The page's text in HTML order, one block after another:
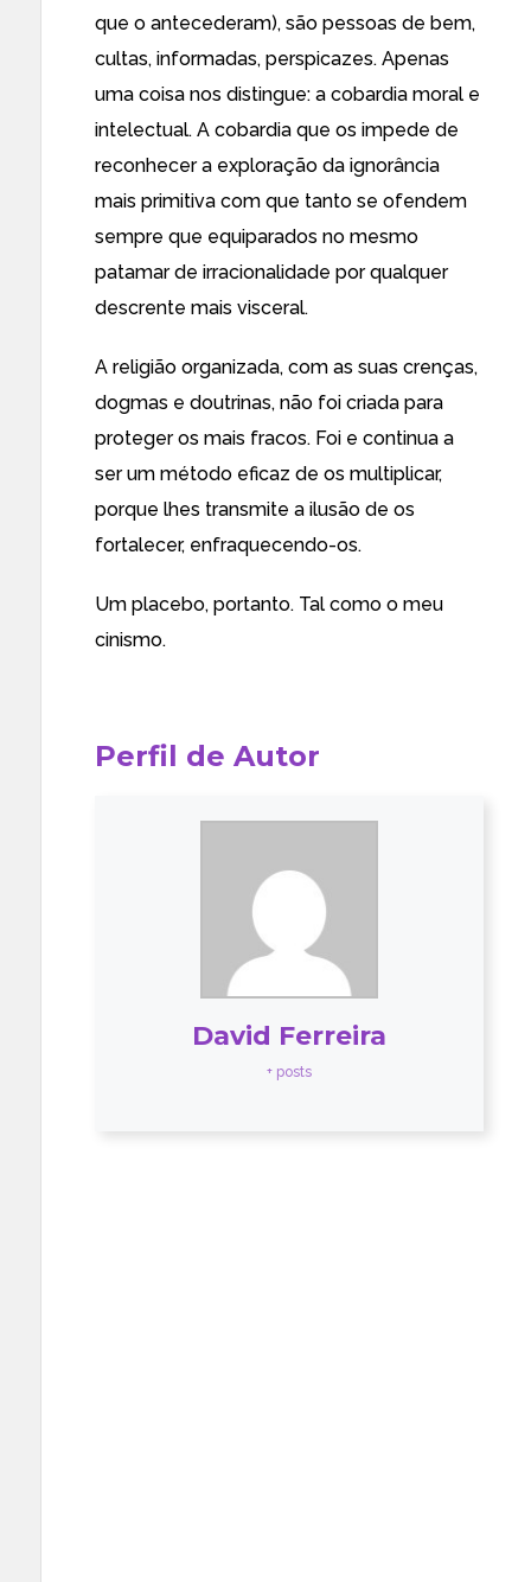
que o antecederam), são pessoas de bem,
cultas, informadas, perspicazes. Apenas
uma coisa nos distingue: a cobardia moral e
intelectual. A cobardia que os impede de
reconhecer a exploração da ignorância
mais primitiva com que tanto se ofendem
sempre que equiparados no mesmo
patamar de irracionalidade por qualquer
descrente mais visceral.
A religião organizada, com as suas crenças,
dogmas e doutrinas, não foi criada para
proteger os mais fracos. Foi e continua a
ser um método eficaz de os multiplicar,
porque lhes transmite a ilusão de os
fortalecer, enfraquecendo-os.
Um placebo, portanto. Tal como o meu
cinismo.
Perfil de Autor
David Ferreira
+ posts